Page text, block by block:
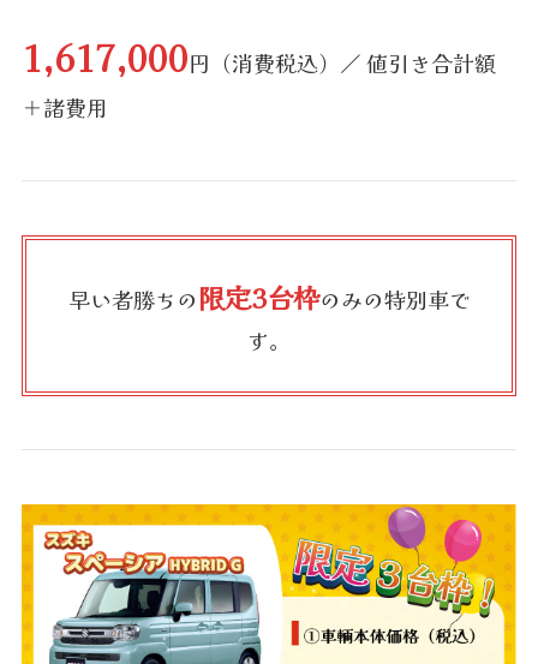
1,617,000円（消費税込）／ 値引き合計額
＋諸費用
早い者勝ちの限定3台枠のみの特別車で
す。